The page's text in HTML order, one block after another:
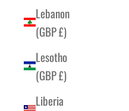
Lebanon
(GBP £)
Lesotho
(GBP £)
Liberia